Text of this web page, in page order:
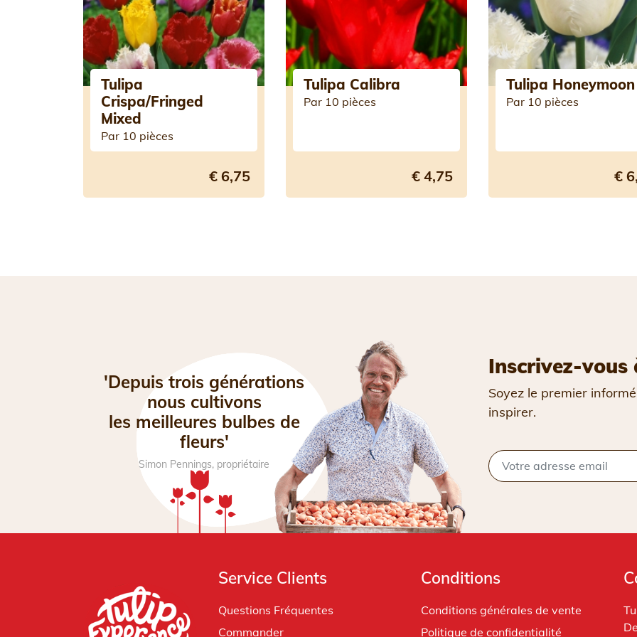
Tulipa
Crispa/Fringed
Mixed
Par 10 pièces
€ 6,75
Tulipa Calibra
Par 10 pièces
€ 4,75
Tulipa Honeymoon
Par 10 pièces
€
'Depuis trois générations
nous cultivons
les meilleures bulbes de
fleurs'
Simon Pennings, propriétaire
Inscrivez-
Soyez le premier
inspirer.
Service Clients
Questions Fréquentes
Commander
Conditions
Conditions générales de vente
Politique de confidentialité